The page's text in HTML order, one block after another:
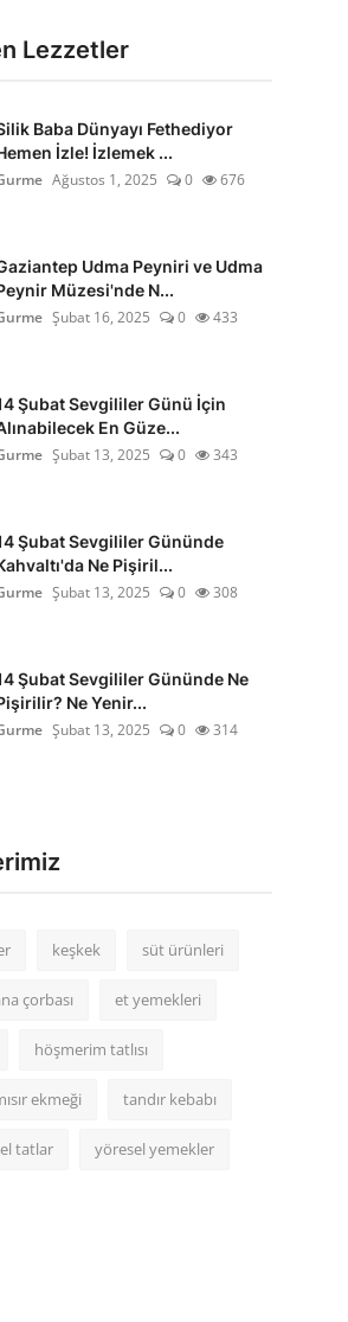
Lezzetler
Baba Dünyayı Fethediyor
İzle! İzlemek ...
Ağustos 1, 2025 0 676
Udma Peyniri ve Udma
Müzesi'nde N...
Şubat 16, 2025 0 433
Şubat Sevgililer Günü İçin
En Güze...
Şubat 13, 2025 0 343
Şubat Sevgililer Gününde
Ne Pişiril...
Şubat 13, 2025 0 308
Şubat Sevgililer Gününde Ne
Ne Yenir...
Şubat 13, 2025 0 314
keşkek süt ürünleri
çorbası et yemekleri
höşmerim tatlısı
ekmeği tandır kebabı
tatlar yöresel yemekler